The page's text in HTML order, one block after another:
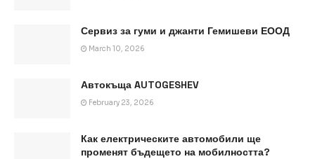
Сервиз за гуми и джанти Гемишеви ЕООД
March 10, 2026
Автокъща AUTOGESHEV
February 23, 2026
Как електрическите автомобили ще
променят бъдещето на мобилността?